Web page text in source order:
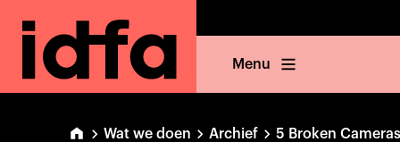
Menu
Wat we doen Archief 5 Broken Cameras